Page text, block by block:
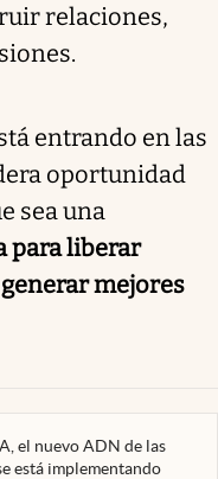
relaciones,
entrando en las
oportunidad
sea una
para liberar
mejores
el nuevo ADN de las
está implementando